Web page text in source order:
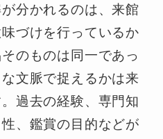
分かれるのは、来館
づけを行っているか
のものは同一であっ
文脈で捉えるかは来
過去の経験、専門知
、鑑賞の目的などが